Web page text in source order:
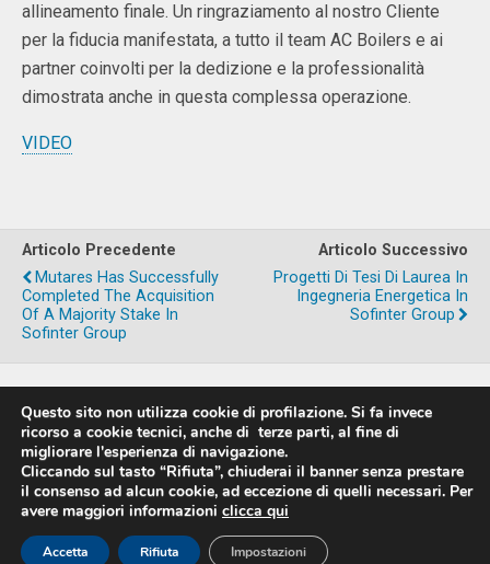
allineamento finale. Un ringraziamento al nostro Cliente
per la fiducia manifestata, a tutto il team AC Boilers e ai
partner coinvolti per la dedizione e la professionalità
dimostrata anche in questa complessa operazione.
VIDEO
Articolo Precedente
Mutares Has Successfully
Completed The Acquisition
Of A Majority Stake In
Sofinter Group
Articolo Successivo
Progetti Di Tesi Di Laurea In
Ingegneria Energetica In
Sofinter Group
Torna su
Dispositivo Portatile Pc Desktop
Questo sito non utilizza cookie di profilazione. Si fa invece
ricorso a cookie tecnici, anche di terze parti, al fine di
migliorare l'esperienza di navigazione.
Cliccando sul tasto “Rifiuta”, chiuderai il banner senza prestare
il consenso ad alcun cookie, ad eccezione di quelli necessari. Per
avere maggiori informazioni clicca qui
Accetta Rifiuta Impostazioni
WPtouch Mobile Suite for WordPress